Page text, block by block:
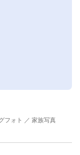
フォト ／ 家族写真